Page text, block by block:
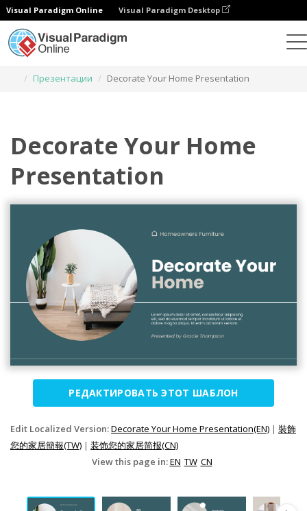
Visual Paradigm Online Visual Paradigm Desktop
Презентации
Decorate Your Home Presentation
Decorate Your Home
Presentation
РЕДАКТИРОВАТЬ ЭТОТ ШАБЛОН
Edit Localized Version:Decorate Your Home Presentation(EN) | 裝飾
您的家居簡報(TW) | 装饰您的家居简报(CN)
View this page in:EN TW CN